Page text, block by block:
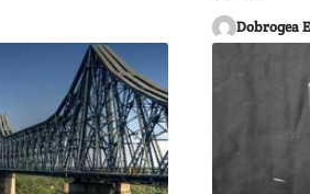
Dobrogea